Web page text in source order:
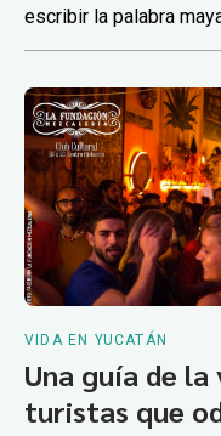
escribir la palabra
VIDA EN YUCATÁN
Una guía de
turistas que